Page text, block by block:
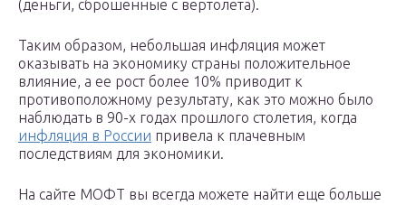
(деньги, сброшенные с вертолета).
Таким образом, небольшая инфляция может
оказывать на экономику страны положительное
влияние, а ее рост более 10% приводит к
противоположному результату, как это можно было
наблюдать в 90-х годах прошлого столетия, когда
инфляция в России привела к плачевным
последствиям для экономики.
На сайте МОФТ вы всегда можете найти еще больше